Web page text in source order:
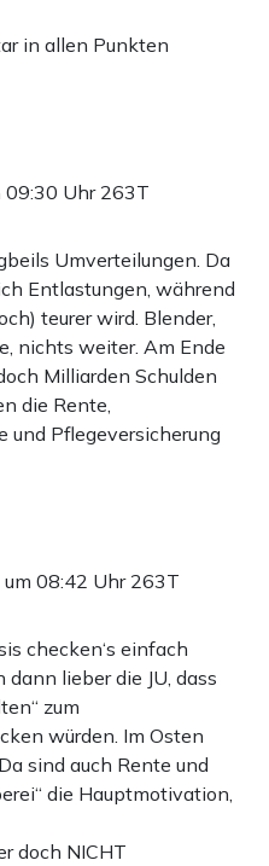
in allen Punkten
09:30 Uhr 263T
Umverteilungen. Da
Entlastungen, während
teurer wird. Blender,
nichts weiter. Am Ende
Milliarden Schulden
die Rente,
und Pflegeversicherung
08:42 Uhr 263T
checken‘s einfach
lieber die JU, dass
zum
würden. Im Osten
sind auch Rente und
die Hauptmotivation,
doch NICHT